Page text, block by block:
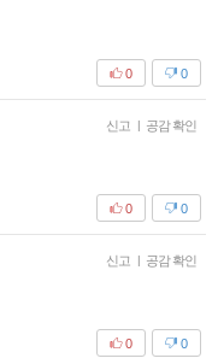
0
0
신고 공감 확인
0
0
신고 공감 확인
0
0